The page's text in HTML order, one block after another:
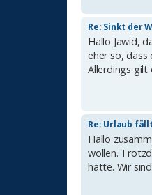
Re: Sinkt der
Hallo Jawid,
eher so, dass
Allerdings gilt
Re: Urlaub
Hallo
wollen.
hätte. Wir